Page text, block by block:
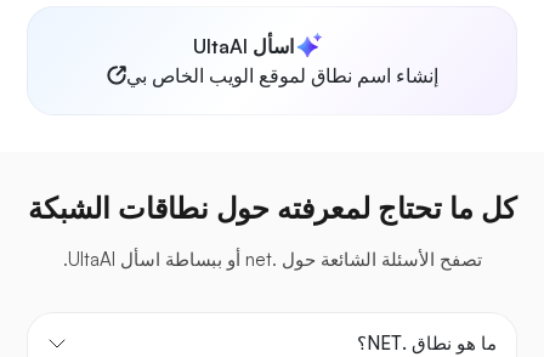
اسأل UltaAI
إنشاء اسم نطاق لموقع الويب الخاص بي
كل ما تحتاج لمعرفته حول نطاقات الشبكة
تصفح الأسئلة الشائعة حول .net أو ببساطة اسأل UltaAI.
ما هو نطاق .NET؟